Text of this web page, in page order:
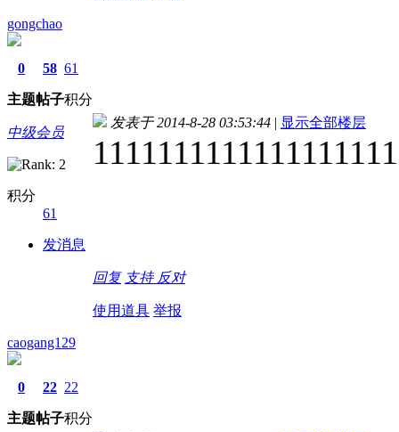
gongchao
0
主题
58
帖子
61
积分
中级会员
积分
61
发消息
发表于 2014-8-28 03:53:44 | 显示全部楼层
回复 支持 反对
使用道具 举报
caogang129
0
主题
22
帖子
22
积分